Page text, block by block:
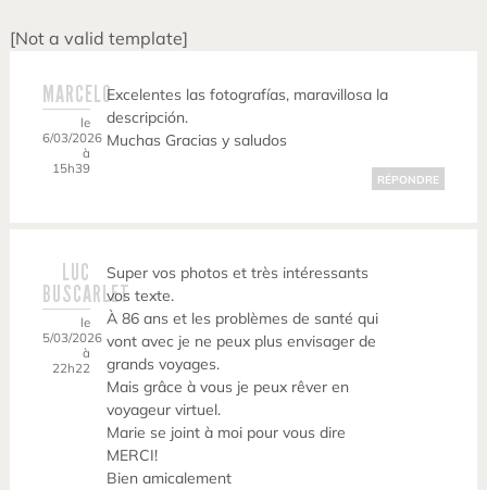
[Not a valid template]
MARCELO
le
6/03/2026
à
15h39
Excelentes las fotografías, maravillosa la
descripción.
Muchas Gracias y saludos
RÉPONDRE
LUC
BUSCARLET
le
5/03/2026
à
22h22
Super vos photos et très intéressants
vos texte.
À 86 ans et les problèmes de santé qui
vont avec je ne peux plus envisager de
grands voyages.
Mais grâce à vous je peux rêver en
voyageur virtuel.
Marie se joint à moi pour vous dire
MERCI!
Bien amicalement